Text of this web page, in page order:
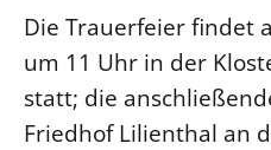
Die Trauerfeier findet
um 11 Uhr in der
statt; die
Friedhof Lilienthal an